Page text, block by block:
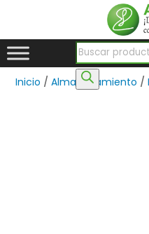
Búsqueda de
Inicio /Almacenamiento /